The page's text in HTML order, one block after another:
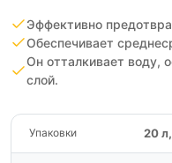
Эффективно
Обеспечивает
Он отталкивает воду,
слой.
Упаковки 20